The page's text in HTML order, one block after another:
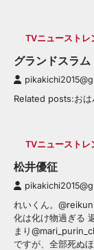
TVニューストレ
グランドスラム
Related posts:お
TVニューストレ
松井優征
れいくん。
化は化け物過ぎる
まり
ですが、全部死ぬ